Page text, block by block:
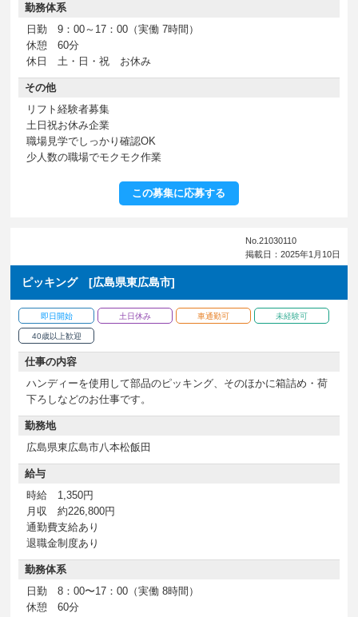
勤務体系
日勤 9：00～17：00（実働 7時間）
休憩 60分
休日 土・日・祝 お休み
その他
リフト経験者募集
土日祝お休み企業
職場見学でしっかり確認OK
少人数の職場でモクモク作業
この募集に応募する
No.21030110
掲載日：2025年1月10日
ピッキング [広島県東広島市]
即日開始 土日休み 車通勤可 未経験可
40歳以上歓迎
仕事の内容
ハンディーを使用して部品のピッキング、そのほかに箱詰め・荷
下ろしなどのお仕事です。
勤務地
広島県東広島市八本松飯田
給与
時給 1,350円
月収 約226,800円
通勤費支給あり
退職金制度あり
勤務体系
日勤 8：00〜17：00（実働 8時間）
休憩 60分